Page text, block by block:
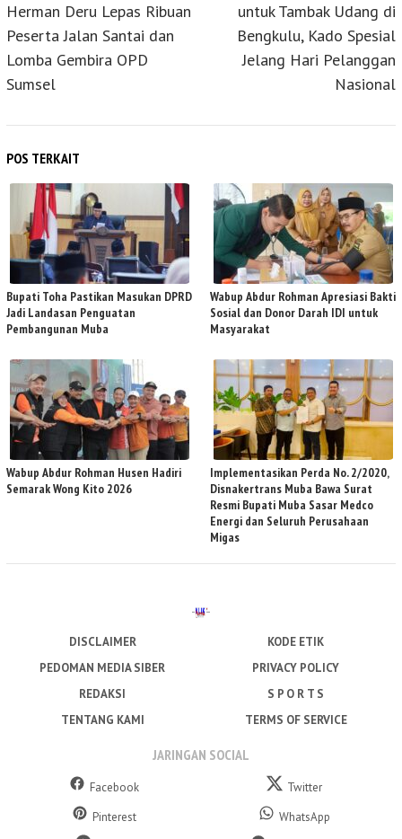
Herman Deru Lepas Ribuan
Peserta Jalan Santai dan
Lomba Gembira OPD
Sumsel
untuk Tambak Udang di
Bengkulu, Kado Spesial
Jelang Hari Pelanggan
Nasional
POS TERKAIT
Bupati Toha Pastikan Masukan DPRD
Jadi Landasan Penguatan
Pembangunan Muba
Wabup Abdur Rohman Apresiasi Bakti
Sosial dan Donor Darah IDI untuk
Masyarakat
Wabup Abdur Rohman Husen Hadiri
Semarak Wong Kito 2026
Implementasikan Perda No. 2/2020,
Disnakertrans Muba Bawa Surat
Resmi Bupati Muba Sasar Medco
Energi dan Seluruh Perusahaan
Migas
DISCLAIMER
KODE ETIK
PEDOMAN MEDIA SIBER
PRIVACY POLICY
REDAKSI
S P O R T S
TENTANG KAMI
TERMS OF SERVICE
JARINGAN SOCIAL
Facebook
Twitter
Pinterest
WhatsApp